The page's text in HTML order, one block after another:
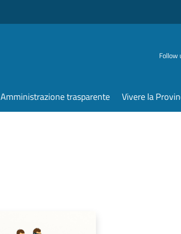
Follow
Amministrazione trasparente Vivere la